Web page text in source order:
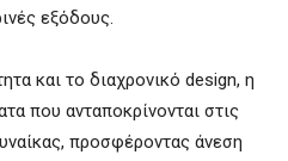
εξόδους.
και το διαχρονικό design, η
που ανταποκρίνονται στις
προσφέροντας άνεση